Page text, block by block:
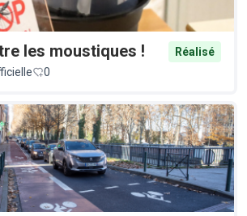
les moustiques !
Réalisé
0